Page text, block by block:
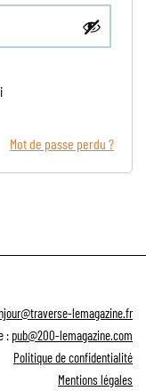
Mot de passe perdu ?
lemagazine.fr
: pub@200-lemagazine.com
Politique de confidentialité
Mentions légales